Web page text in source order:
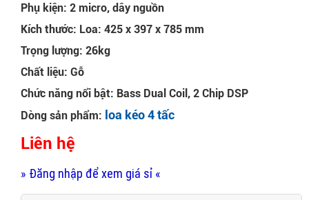
Phụ kiện: 2 micro, dây nguồn
Kích thước: Loa: 425 x 397 x 785 mm
Trọng lượng: 26kg
Chất liệu: Gỗ
Chức năng nổi bật: Bass Dual Coil, 2 Chip DSP
Dòng sản phẩm: loa kéo 4 tấc
Liên hệ
» Đăng nhập để xem giá sỉ «